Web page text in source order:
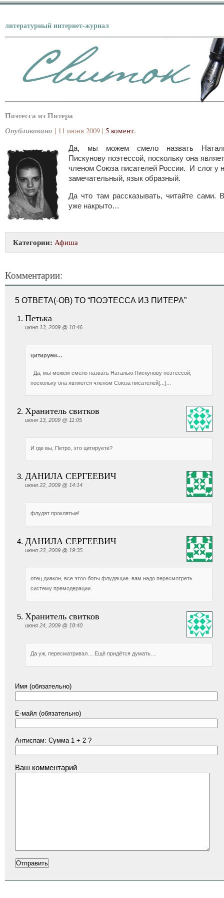
литературный интернет-журнал
Поэтесса из Питера
Опубликовано | 11 июня 2009 | 5 комент.
Да, мы можем смело назвать
Пискунову поэтессой, поскольку она
членом Союза писателей России. И слог у
замечательный, язык образный.
Да что там рассказывать, читайте сами.
уже накрыто…
Категории: Афиша
Комментарии:
5 ОТВЕТА(-ОВ) TO “ПОЭТЕССА ИЗ ПИТЕРА”
Петька
июня 13, 2009 @ 10:46
цитируем…
Да, мы можем смело назвать Наталью Пискунову поэтессой,
поскольку она является членом Союза писателей[...]…
Хранитель свитков
июня 13, 2009 @ 11:05
И где вы, Петро, это цитируете?
ДАНИЛА СЕРГЕЕВИЧ
июня 22, 2009 @ 14:14
флудят проклятые!
ДАНИЛА СЕРГЕЕВИЧ
июня 23, 2009 @ 19:35
отец диакон, все этоо боты флудящие. вам надо пересмотреть
систему премодерации.
Хранитель свитков
июня 24, 2009 @ 18:40
Да уж, пересматривал… Ещё придётся думать…
Имя (обязательно)
Е-майл (обязательно)
Антиспам: Сумма 1 + 2 ?
Ваш комментарий